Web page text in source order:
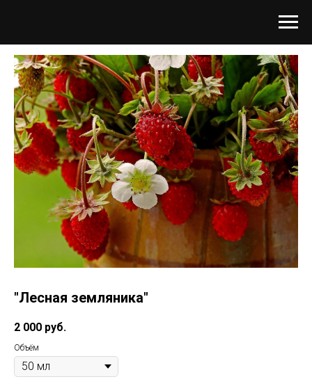
"Лесная земляника"
2 000 руб.
Объём